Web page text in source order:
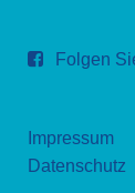
Folgen
Impressum
Datenschutz